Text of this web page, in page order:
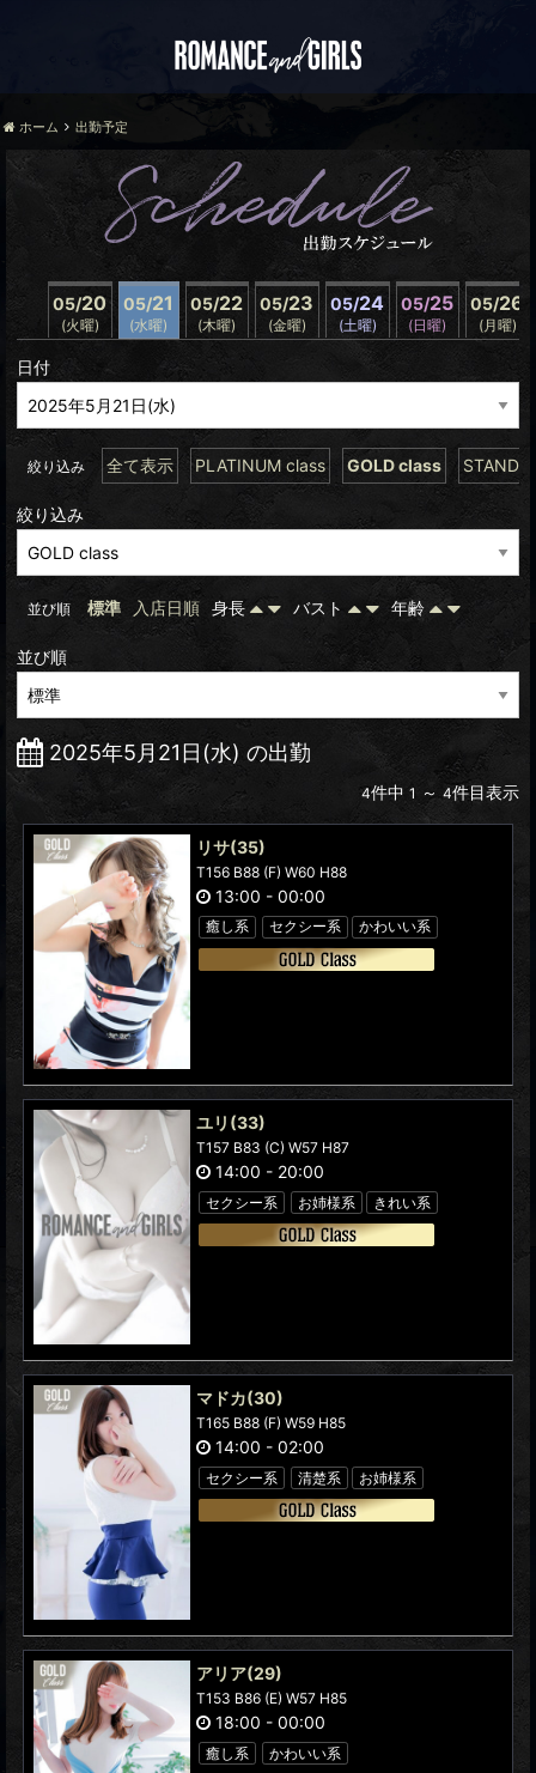
ホーム 出勤予定
05/20
(火曜)
05/21
(水曜)
05/22
(木曜)
05/23
(金曜)
05/24
(土曜)
05/25
(日曜)
05/26
(月曜)
日付
絞り込み 全て表示 PLATINUM class GOLD class
絞り込み
並び順 標準 入店日順 身長 バスト 年齢
並び順
2025年5月21日(水) の出勤
4件中 1 ～ 4件目表示
リサ(35)
T156 B88 (F) W60 H88
13:00 - 00:00
癒し系 セクシー系 かわいい系
ユリ (33)
T157 B83 (C) W57 H87
14:00 - 20:00
セクシー系 お姉様系 きれい系
マドカ(30)
T165 B88 (F) W59 H85
14:00 - 02:00
セクシー系 清楚系 お姉様系
アリア(29)
T153 B86 (E) W57 H85
18:00 - 00:00
癒し系 かわいい系